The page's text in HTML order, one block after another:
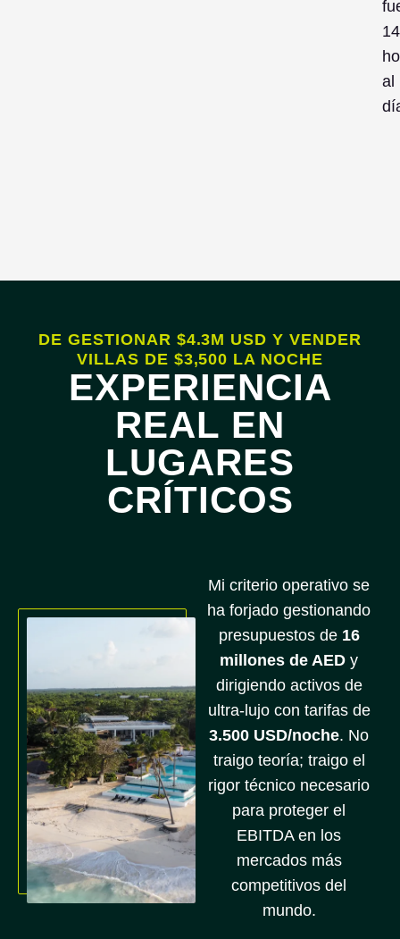
14
al
DE GESTIONAR $4.3M USD Y VENDER
VILLAS DE $3,500 LA NOCHE
EXPERIENCIA
REAL EN
LUGARES
CRÍTICOS
Mi criterio operativo se
ha forjado gestionando
presupuestos de 16
millones de AED y
dirigiendo activos de
ultra-lujo con tarifas de
3.500 USD/noche. No
traigo teoría; traigo el
rigor técnico necesario
para proteger el
EBITDA en los
mercados más
competitivos del
mundo.